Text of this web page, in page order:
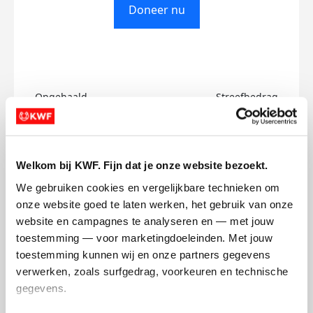
Welkom bij KWF. Fijn dat je onze website bezoekt.
We gebruiken cookies en vergelijkbare technieken om
onze website goed te laten werken, het gebruik van onze
website en campagnes te analyseren en — met jouw
toestemming — voor marketingdoeleinden. Met jouw
toestemming kunnen wij en onze partners gegevens
verwerken, zoals surfgedrag, voorkeuren en technische
gegevens.
Doneer nu
Opgehaald
€0
Streefbedrag
€500
Saran's badges